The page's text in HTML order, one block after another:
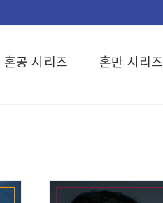
혼공 시리즈 혼만 시리즈